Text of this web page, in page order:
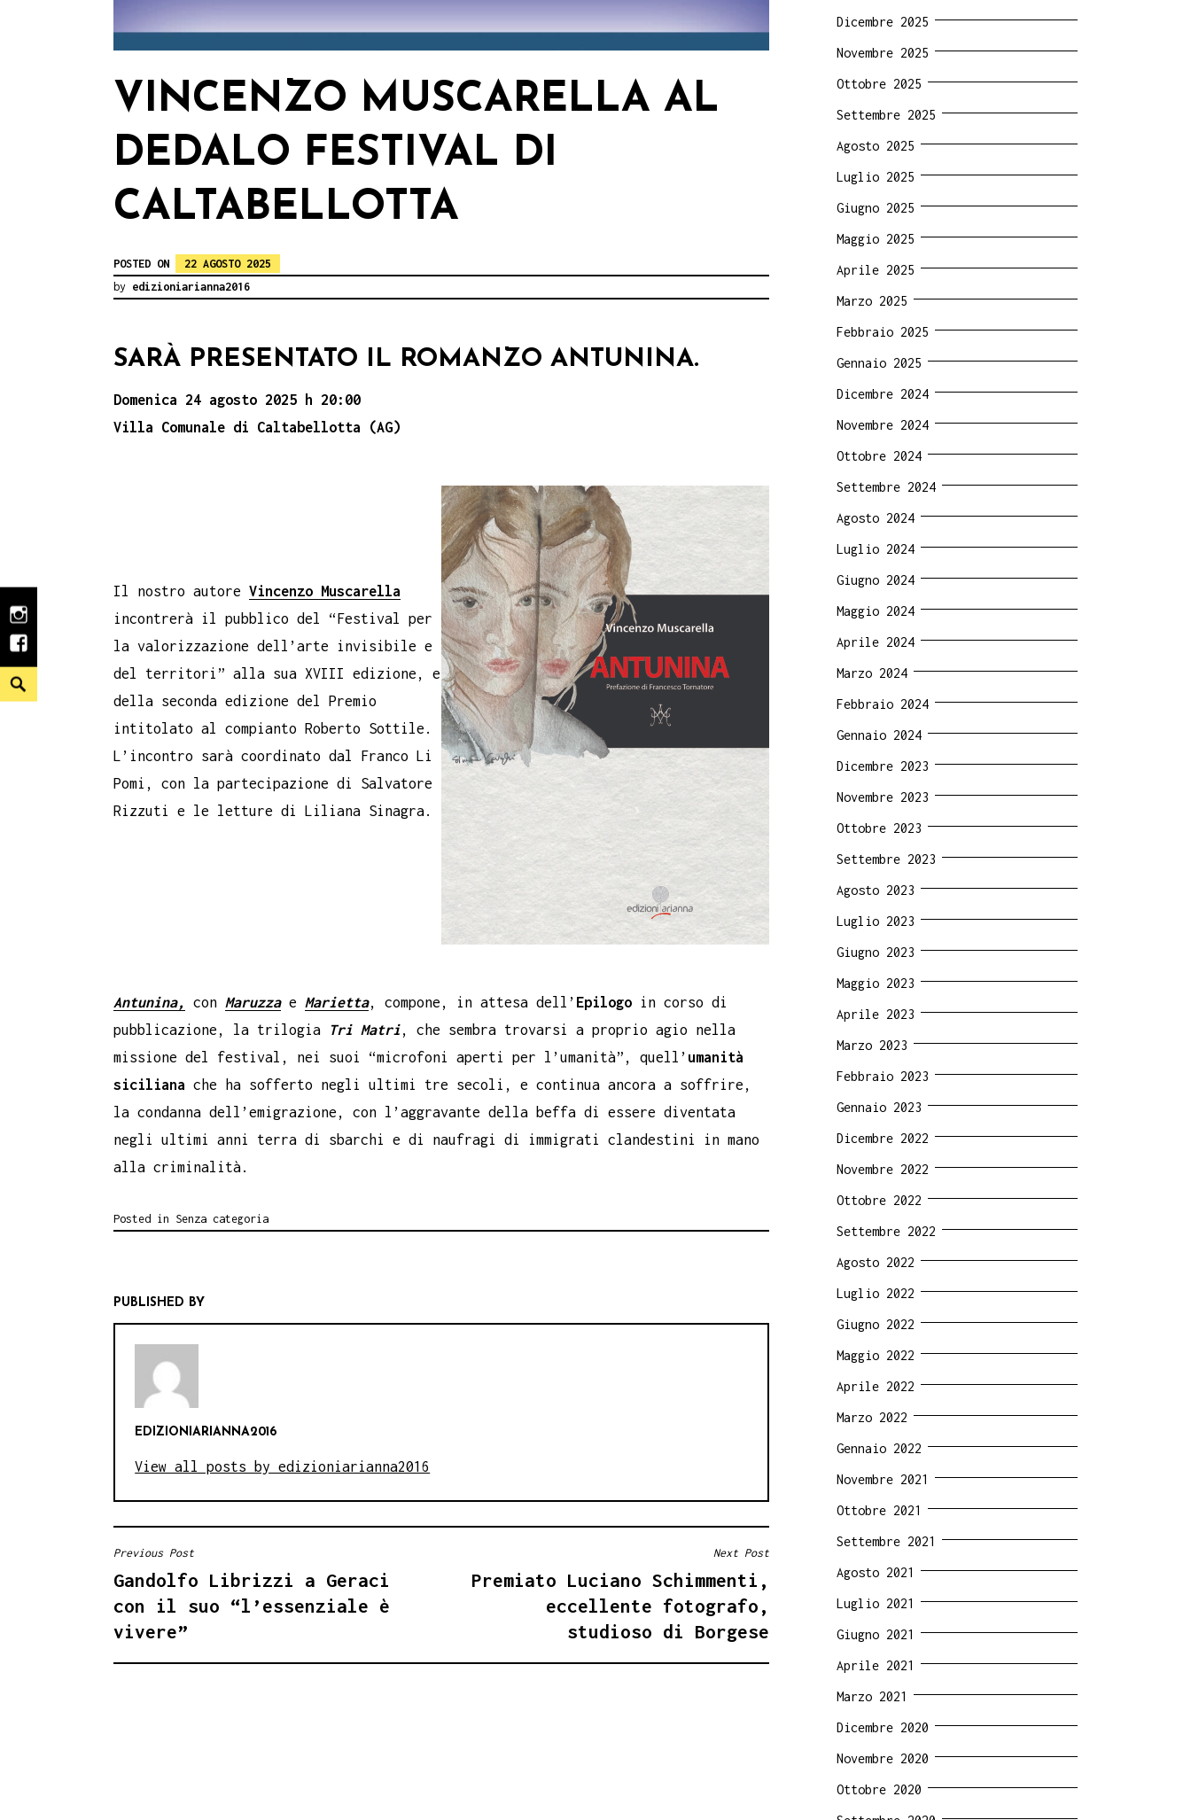
instagram
facebook
Search
VINCENZO MUSCARELLA AL
DEDALO FESTIVAL DI
CALTABELLOTTA
POSTED ON
22 AGOSTO 2025
by edizioniarianna2016
SARÀ PRESENTATO IL ROMANZO ANTUNINA.
Domenica 24 agosto 2025 h 20:00
Villa Comunale di Caltabellotta (AG)
Il nostro autore Vincenzo Muscarella
incontrerà il pubblico del “Festival per
la valorizzazione dell’arte invisibile e
del territori” alla sua XVIII edizione, e
della seconda edizione del Premio
intitolato al compianto Roberto Sottile.
L’incontro sarà coordinato dal Franco Li
Pomi, con la partecipazione di Salvatore
Rizzuti e le letture di Liliana Sinagra.
Antunina, con Maruzzae Marietta, compone, in attesa dell’ Epilogo in corso di
pubblicazione, la trilogia
Tri Matri , che sembra trovarsi a proprio agio nella
missione del festival, nei suoi “microfoni aperti per l’umanità”, quell’ umanità
siciliana che ha sofferto negli ultimi tre secoli, e continua ancora a soffrire,
la condanna dell’emigrazione, con l’aggravante della beffa di essere diventata
negli ultimi anni terra di sbarchi e di naufragi di immigrati clandestini in mano
alla criminalità.
Posted in Senza categoria
PUBLISHED BY
EDIZIONIARIANNA2016
View all posts by edizioniarianna2016
NAVIGAZIONE
ARTICOLI
Previous Post
Gandolfo Librizzi a Geraci
con il suo “l’essenziale è
vivere”
Next Post
Premiato Luciano Schimmenti,
eccellente fotografo,
studioso di Borgese
Dicembre 2025
Novembre 2025
Ottobre 2025
Settembre 2025
Agosto 2025
Luglio 2025
Giugno 2025
Maggio 2025
Aprile 2025
Marzo 2025
Febbraio 2025
Gennaio 2025
Dicembre 2024
Novembre 2024
Ottobre 2024
Settembre 2024
Agosto 2024
Luglio 2024
Giugno 2024
Maggio 2024
Aprile 2024
Marzo 2024
Febbraio 2024
Gennaio 2024
Dicembre 2023
Novembre 2023
Ottobre 2023
Settembre 2023
Agosto 2023
Luglio 2023
Giugno 2023
Maggio 2023
Aprile 2023
Marzo 2023
Febbraio 2023
Gennaio 2023
Dicembre 2022
Novembre 2022
Ottobre 2022
Settembre 2022
Agosto 2022
Luglio 2022
Giugno 2022
Maggio 2022
Aprile 2022
Marzo 2022
Gennaio 2022
Novembre 2021
Ottobre 2021
Settembre 2021
Agosto 2021
Luglio 2021
Giugno 2021
Aprile 2021
Marzo 2021
Dicembre 2020
Novembre 2020
Ottobre 2020